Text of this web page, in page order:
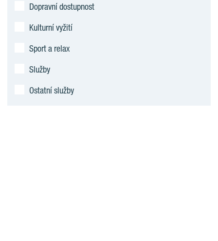
Dopravní dostupnost
Kulturní vyžití
Sport a relax
Služby
Ostatní služby